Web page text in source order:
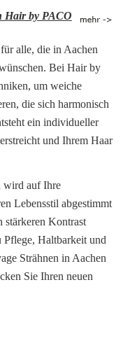
Hair by PACO
alle, die in Aachen
Bei Hair by
um weiche
die sich harmonisch
ein individueller
und Ihrem Haar
wird auf Ihre
Lebensstil abgestimmt
stärkeren Kontrast
Pflege, Haltbarkeit und
Strähnen in Aachen
Sie Ihren neuen